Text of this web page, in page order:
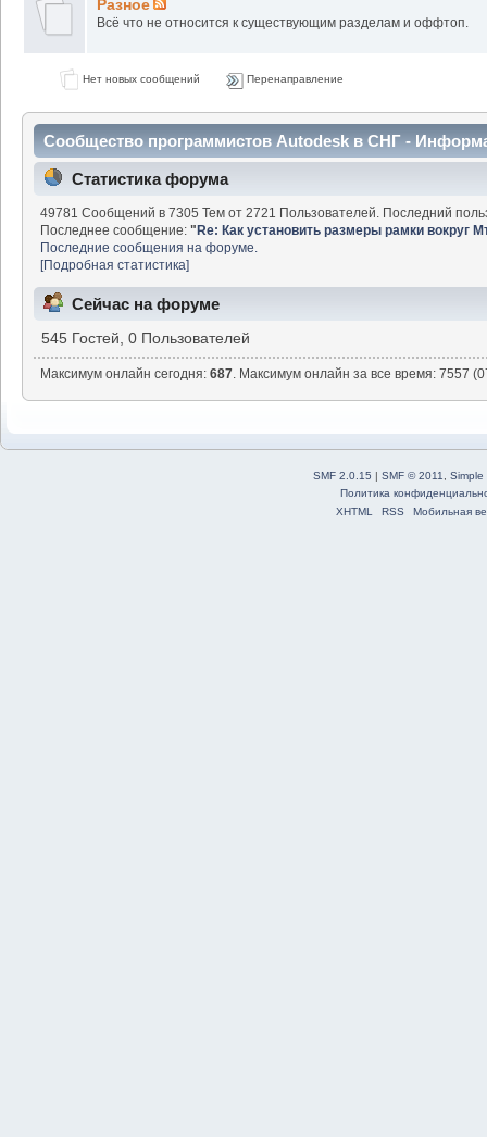
Разное
Всё что не относится к существующим разделам и оффтоп.
Нет новых сообщений Перенаправление
Сообщество программистов Autodesk в СНГ -
Статистика форума
49781 Сообщений в 7305 Тем от 2721 Пользователей. Последний
Последнее сообщение:"Re: Как установить размеры рамки вокруг
Последние сообщения на форуме.
[Подробная статистика]
Сейчас на форуме
545 Гостей, 0 Пользователей
Максимум онлайн сегодня:687. Максимум онлайн за все время: 7557
SMF 2.0.15 | SMF © 2011
Simple
Политика
XHTML
RSS Мобильная